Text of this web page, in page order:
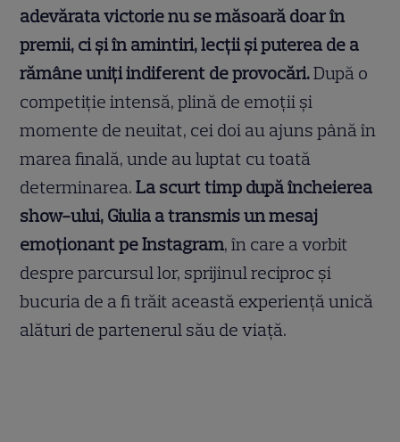
adevărata victorie nu se măsoară doar în
premii, ci și în amintiri, lecții și puterea de a
rămâne uniți indiferent de provocări.După o
competiție intensă, plină de emoții și
momente de neuitat, cei doi au ajuns până în
marea finală, unde au luptat cu toată
determinarea.La scurt timp după încheierea
show-ului, Giulia a transmis un mesaj
emoționant pe Instagram, în care a vorbit
despre parcursul lor, sprijinul reciproc și
bucuria de a fi trăit această experiență unică
alături de partenerul său de viață.